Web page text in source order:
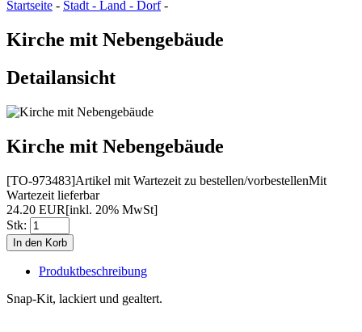
Startseite - Stadt - Land - Dorf-
Kirche mit Nebengebäude
Detailansicht
Kirche mit Nebengebäude
[TO-973483]Artikel mit Wartezeit zu bestellen/vorbestellenMit
Wartezeit lieferbar
24.20 EUR[inkl. 20% MwSt]
Stk:
Produktbeschreibung
Snap-Kit, lackiert und gealtert.